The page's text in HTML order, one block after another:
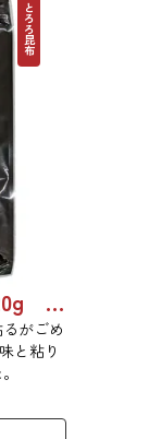
とろろ昆布
利尻昆布入りとろろ昆布 20g 3436
がごめ
と粘り